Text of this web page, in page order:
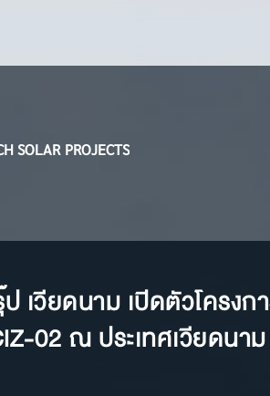
SOLAR PROJECTS
วียดนาม เปิดตัวโครงก
02 ณ ประเทศเวียดนา